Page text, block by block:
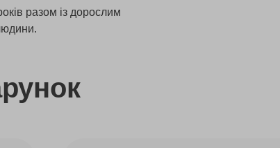
разом із дорослим